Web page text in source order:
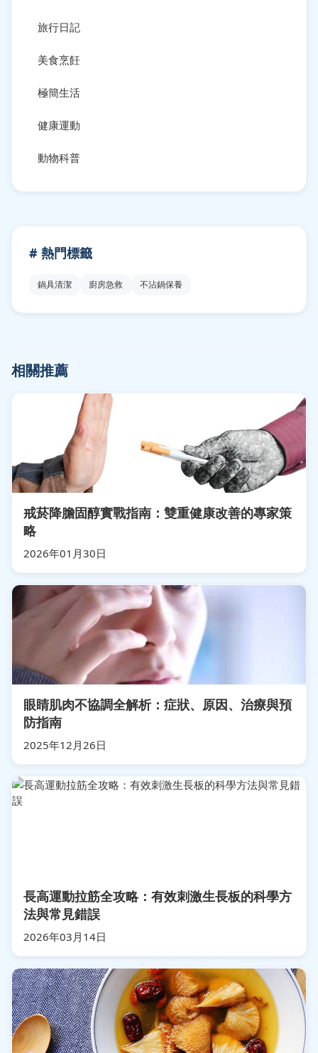
旅行日記
美食烹飪
極簡生活
健康運動
動物科普
# 熱門標籤
鍋具清潔 廚房急救 不沾鍋保養
相關推薦
戒菸降膽固醇實戰指南：雙重健康改善的專家策
略
2026年01月30日
眼睛肌肉不協調全解析：症狀、原因、治療與預
防指南
2025年12月26日
長高運動拉筋全攻略：有效刺激生長板的科學方
法與常見錯誤
2026年03月14日